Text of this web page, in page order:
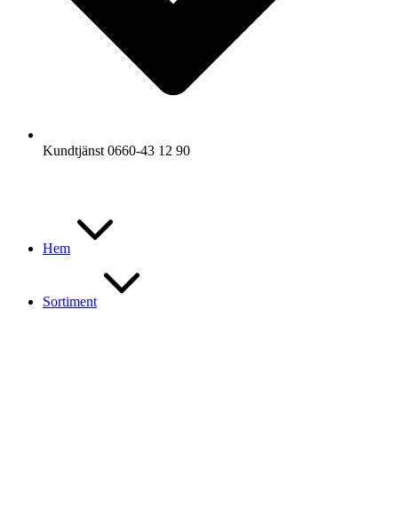
Kundtjänst 0660-43 12 90
Hem
Sortiment